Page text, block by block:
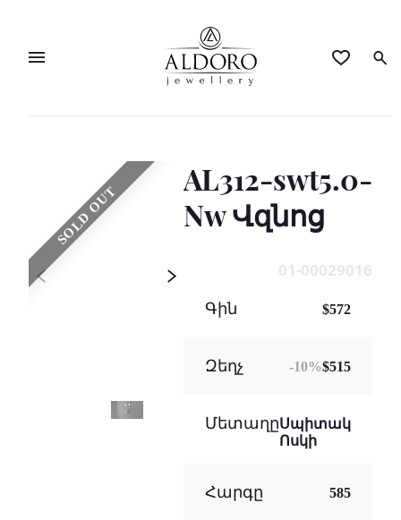
SOLD OUT
AL312-swt5.0-
Nw Վզնոց
01-00029016
Գին $572
Զեղչ -10%$515
ՄետաղըՍպիտակ
Ոսկի
Հարգը 585